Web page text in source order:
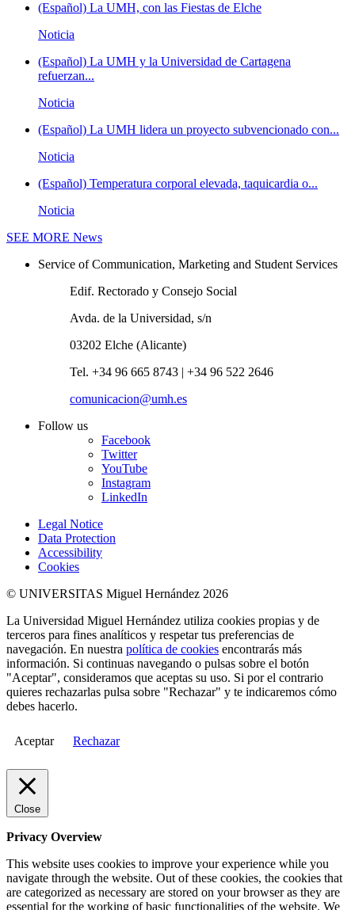
(Español) La UMH, con las Fiestas de Elche
Noticia
(Español) La UMH y la Universidad de Cartagena
refuerzan...
Noticia
(Español) La UMH lidera un proyecto subvencionado con...
Noticia
(Español) Temperatura corporal elevada, taquicardia o...
Noticia
SEE MORE News
Service of Communication, Marketing and Student Services
Edif. Rectorado y Consejo Social
Avda. de la Universidad, s/n
03202 Elche (Alicante)
Tel. +34 96 665 8743 | +34 96 522 2646
comunicacion@umh.es
Follow us
Facebook
Twitter
YouTube
Instagram
LinkedIn
Legal Notice
Data Protection
Accessibility
Cookies
© UNIVERSITAS Miguel Hernández 2026
La Universidad Miguel Hernández utiliza cookies propias y de
terceros para fines analíticos y respetar tus preferencias de
navegación. En nuestra política de cookies encontrarás más
información. Si continuas navegando o pulsas sobre el botón
"Aceptar", consideramos que aceptas su uso. Si por el contrario
quieres rechazarlas pulsa sobre "Rechazar" y te indicaremos cómo
debes hacerlo.
Aceptar Rechazar
Close
Privacy Overview
This website uses cookies to improve your experience while you
navigate through the website. Out of these cookies, the cookies that
are categorized as necessary are stored on your browser as they are
essential for the working of basic functionalities of the website. We